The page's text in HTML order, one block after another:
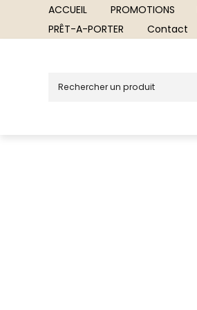
ACCUEIL PROMOTIONS
PRÊT-A-PORTER
Contact